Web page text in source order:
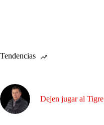
Tendencias
Dejen jugar al Tigre